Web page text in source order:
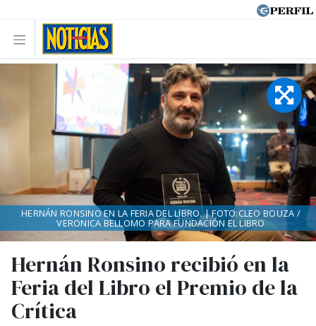
Hernán Ronsino recibió en la
Feria del Libro el Premio de la
Crítica
HERNÁN RONSINO EN LA FERIA DEL LIBRO. | FOTO:CLEO BOUZA /
VERONICA BELLOMO PARA FUNDACIÓN EL LIBRO